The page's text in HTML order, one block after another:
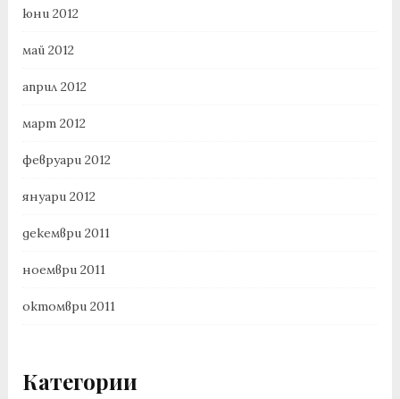
юни 2012
май 2012
април 2012
март 2012
февруари 2012
януари 2012
декември 2011
ноември 2011
октомври 2011
Категории